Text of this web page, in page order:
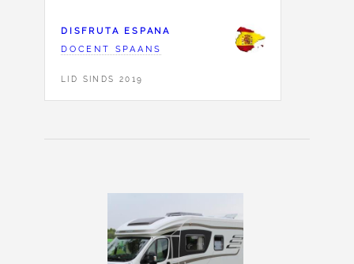
DISFRUTA ESPANA
DOCENT SPAANS
LID SINDS 2019